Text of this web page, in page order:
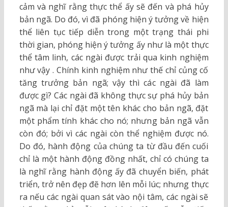
cảm và nghĩ rằng thực thể ấy sẽ đến và phá hủy
bản ngã. Do đó, vì đã phóng hiện ý tưởng về hiện
thể liên tục tiếp diễn trong một trạng thái phi
thời gian, phóng hiện ý tưởng ấy như là một thực
thể tâm linh, các ngài được trải qua kinh nghiệm
như vậy . Chính kinh nghiệm như thế chỉ củng cố
tăng trưởng bản ngã; vậy thì các ngài đã làm
được gì? Các ngài đã không thực sự phá hủy bản
ngã mà lại chỉ đặt một tên khác cho bản ngã, đặt
một phẩm tính khác cho nó; nhưng bản ngã vẫn
còn đó; bởi vì các ngài còn thể nghiệm được nó.
Do đó, hành động của chúng ta từ đầu đến cuối
chỉ là một hành động đồng nhất, chỉ có chúng ta
là nghĩ rằng hành động ấy đã chuyển biến, phát
triển, trở nên đẹp đẽ hơn lên mỗi lúc; nhưng thực
ra nếu các ngài quan sát vào nội tâm, các ngài sẽ